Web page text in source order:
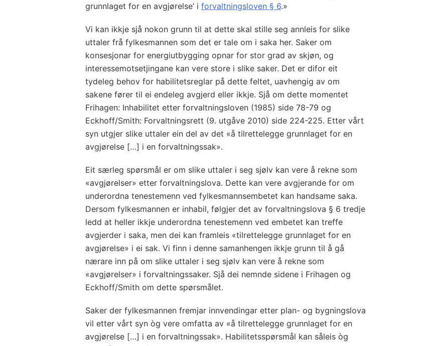
grunnlaget for en avgjørelse’ i forvaltningsloven § 6.»
Vi kan ikkje sjå nokon grunn til at dette skal stille seg annleis for slike
uttaler frå fylkesmannen som det er tale om i saka her. Saker om
konsesjonar for energiutbygging opnar for stor grad av skjøn, og
interessemotsetjingane kan vere store i slike saker. Det er difor eit
tydeleg behov for habilitetsreglar på dette feltet, uavhengig av om
sakene fører til ei endeleg avgjerd eller ikkje. Sjå om dette momentet
Frihagen: Inhabilitet etter forvaltningsloven (1985) side 78-79 og
Eckhoff/Smith: Forvaltningsrett (9. utgåve 2010) side 224-225. Etter vårt
syn utgjer slike uttaler ein del av det «å tilrettelegge grunnlaget for en
avgjørelse […] i en forvaltningssak».
Eit særleg spørsmål er om slike uttaler i seg sjølv kan vere å rekne som
«avgjørelser» etter forvaltningslova. Dette kan vere avgjerande for om
underordna tenestemenn ved fylkesmannsembetet kan handsame saka.
Dersom fylkesmannen er inhabil, følgjer det av forvaltningslova § 6 tredje
ledd at heller ikkje underordna tenestemenn ved embetet kan treffe
avgjerder i saka, men dei kan framleis «tilrettelegge grunnlaget for en
avgjørelse» i ei sak. Vi finn i denne samanhengen ikkje grunn til å gå
nærare inn på om slike uttaler i seg sjølv kan vere å rekne som
«avgjørelser» i forvaltningssaker. Sjå dei nemnde sidene i Frihagen og
Eckhoff/Smith om dette spørsmålet.
Saker der fylkesmannen fremjar innvendingar etter plan- og bygningslova
vil etter vårt syn òg vere omfatta av «å tilrettelegge grunnlaget for en
avgjørelse […] i en forvaltningssak». Habilitetsspørsmål kan såleis òg